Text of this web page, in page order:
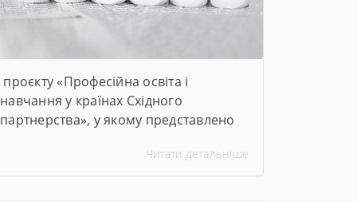
проєкту «Професійна освіта і
навчання у країнах Східного
партнерства», у якому представлено
за січень–червень 2026 рокуЧитати детальніше